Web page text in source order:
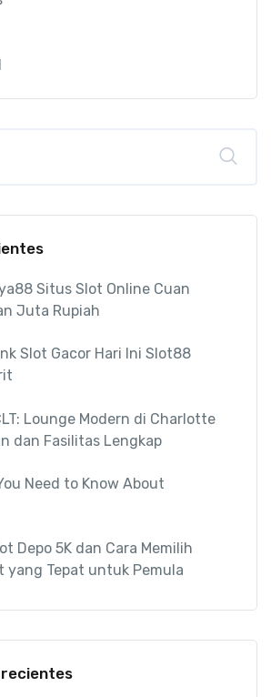
Situs Slot Online Cuan
Juta Rupiah
Slot Gacor Hari Ini Slot88
Lounge Modern di Charlotte
dan Fasilitas Lengkap
Need to Know About
Depo 5K dan Cara Memilih
yang Tepat untuk Pemula